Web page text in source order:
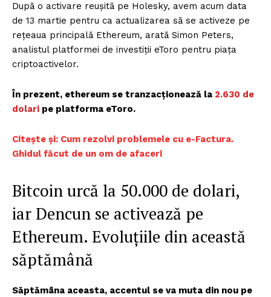
După o activare reușită pe Holesky, avem acum data
de 13 martie pentru ca actualizarea să se activeze pe
rețeaua principală Ethereum, arată Simon Peters,
analistul platformei de investiții eToro pentru piața
criptoactivelor.
În prezent, ethereum se tranzacționează la 2.630 de
dolari pe platforma eToro.
Citește și: Cum rezolvi problemele cu e-Factura.
Ghidul făcut de un om de afaceri
Bitcoin urcă la 50.000 de dolari,
iar Dencun se activează pe
Ethereum. Evoluțiile din această
săptămână
Săptămâna aceasta, accentul se va muta din nou pe